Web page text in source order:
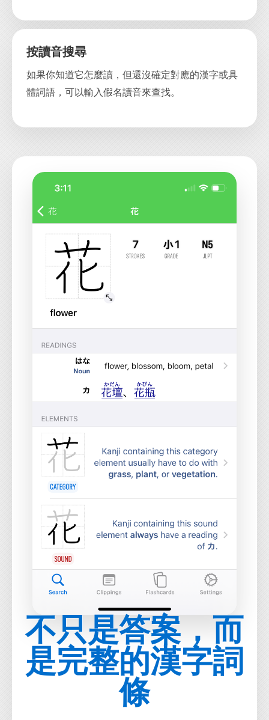
按讀音搜尋
如果你知道它怎麼讀，但還沒確定對應的漢字或具
體詞語，可以輸入假名讀音來查找。
不只是答案，而
是完整的漢字詞
條